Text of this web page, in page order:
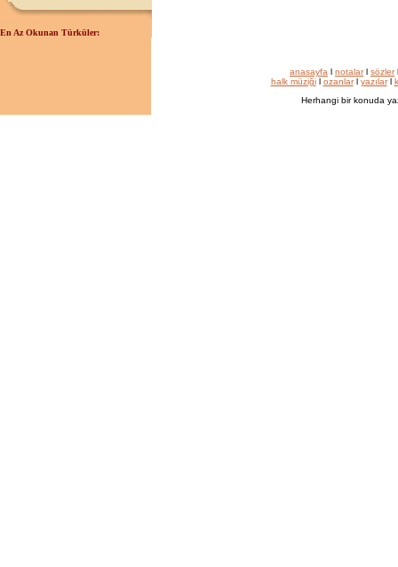
En Az Okunan Türküler:
anasayfa l notalarl sözler
halk müziğil ozanlarl yazılarl
Herhangi bir konuda